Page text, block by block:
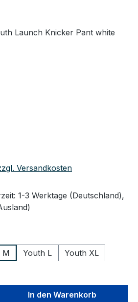
Versandkosten
1-3 Werktage (Deutschland),
M Youth L
Youth XL
Gib den
In den Warenkorb